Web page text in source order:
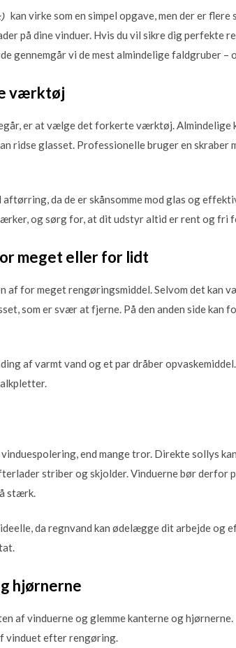
kan virke som en simpel opgave, men der er
på dine vinduer. Hvis du vil sikre dig perfekte
gennemgår vi de mest almindelige faldgruber –
værktøj
er at vælge det forkerte værktøj.
ridse glasset. Professionelle bruger en skraber
da de er skånsomme mod glas og
og sørg for, at dit udstyr altid er rent og fri
meget eller for lidt
af for meget rengøringsmiddel. Selvom det
som er svær at fjerne. På den anden side kan
af varmt vand og et par dråber
end mange tror. Direkte sollys
striber og skjolder. Vinduerne bør derfor
stærk.
da regnvand kan ødelægge dit arbejde og
hjørnerne
af vinduerne og glemme kanterne og
vinduet efter rengøring.